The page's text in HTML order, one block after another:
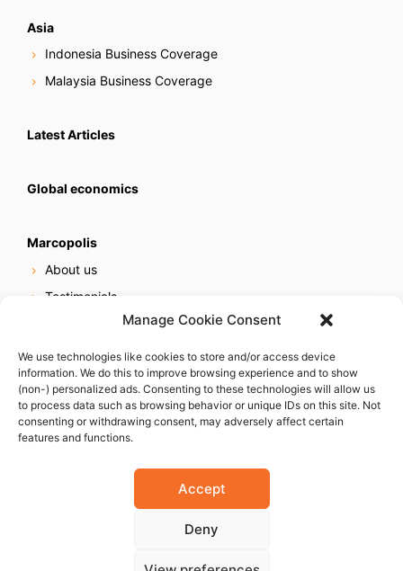
Manage Cookie Consent
We use technologies like cookies to store and/or access device
information. We do this to improve browsing experience and to show
(non-) personalized ads. Consenting to these technologies will allow us
to process data such as browsing behavior or unique IDs on this site. Not
consenting or withdrawing consent, may adversely affect certain
features and functions.
Accept
Deny
Asia
Indonesia Business Coverage
Malaysia Business Coverage
Latest Articles
Global economics
Marcopolis
About us
Testimonials
Online reputation service
Careers
Contact us